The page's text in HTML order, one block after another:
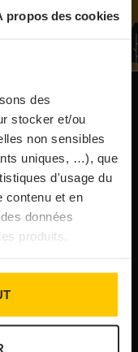
propos des cookies
des
stocker et/ou
non sensibles
uniques, …), que
d'usage du
contenu et en
données
produits.
ambitions
mais pas
à 8 000 €
A63 réouverte